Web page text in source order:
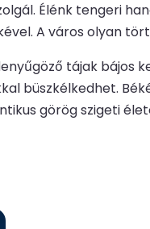
Élénk tengeri
A város olyan
tájak
büszkélkedhet.
görög szigeti